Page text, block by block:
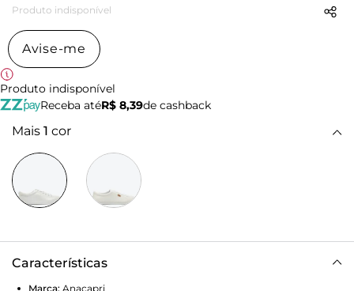
Produto indisponível
Avise-me
Produto indisponível
Receba atéR$ 8,39de cashback
Mais 1 cor
Características
Marca: Anacapri